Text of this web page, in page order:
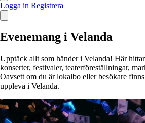
Logga in Registrera
Evenemang i Velanda
Upptäck allt som händer i Velanda! Här
konserter, festivaler, teaterföreställningar,
Oavsett om du är lokalbo eller besökare
uppleva i Velanda.